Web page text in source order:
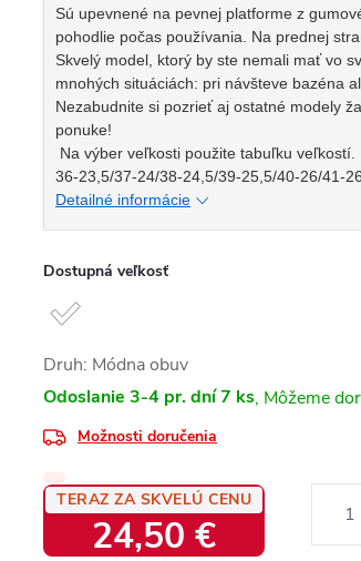
Sú upevnené na pevnej platforme z
pohodlie počas používania. Na prednej
Skvelý model, ktorý by ste nemali mať vo
mnohých situáciách: pri návšteve bazéna
Nezabudnite si pozrieť aj ostatné modely
ponuke!
Na výber veľkosti použite tabuľku veľkostí.
36-23,5/37-24/38-24,5/39-25,5/40-26/41-
Detailné informácie
Dostupná veľkosť
Druh: Módna obuv
Odoslanie 3-4 pr. dní7 ks
Možnosti doručenia
TERAZ ZA SKVELÚ CENU
24,50 €